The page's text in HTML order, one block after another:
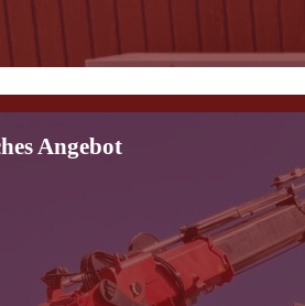
Angebot